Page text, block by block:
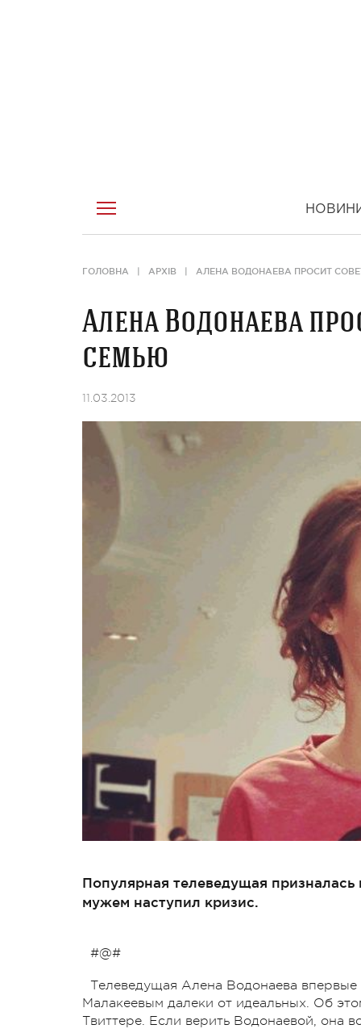
ГОЛОВНА АРХІВ АЛЕНА ВОДОНАЕВА ПРОСИТ
Алена Водонаева
семью
11.03.2013
Популярная телеведущая призналась
мужем наступил кризис.
#@#
Телеведущая Алена Водонаева
Малакеевым далеки от идеальных. Об
Твиттере. Если верить Водонаевой, она